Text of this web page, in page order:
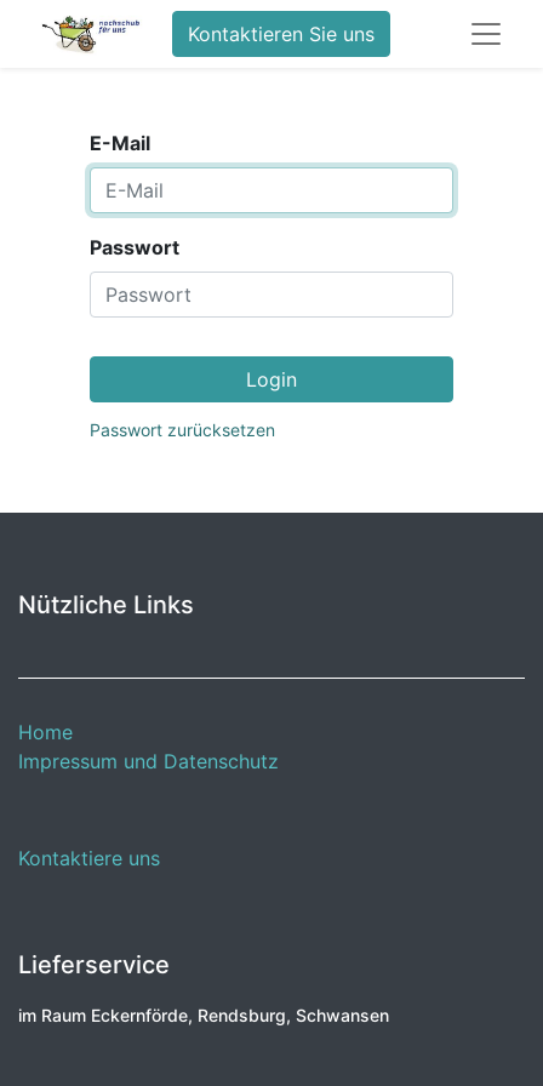
Kontaktieren Sie uns
E-Mail
Passwort
Login
Passwort zurücksetzen
Nützliche Links
Home
Impressum und Datenschutz
Kontaktiere uns
Lieferservice
im Raum Eckernförde, Rendsburg, Schwansen